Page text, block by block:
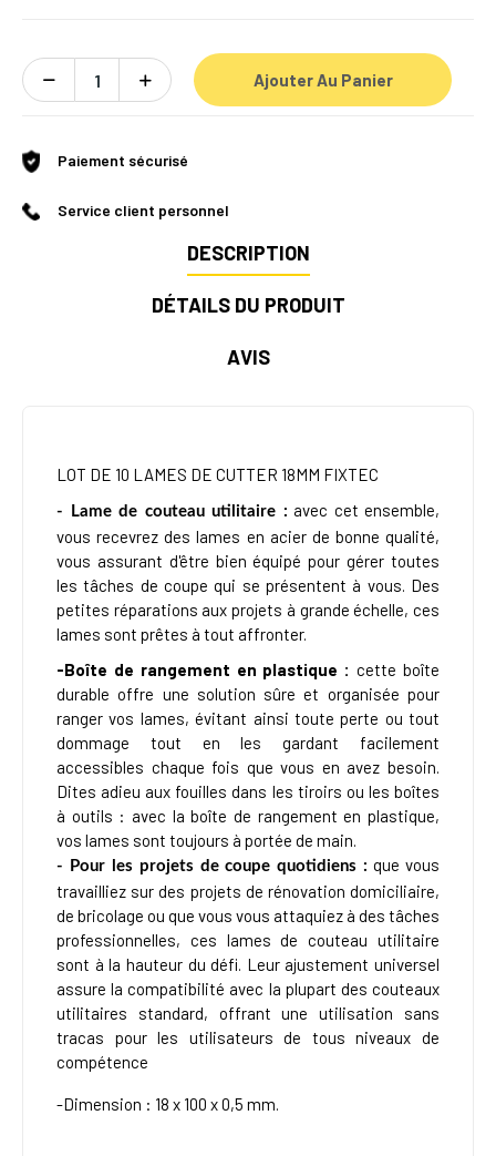
Ajouter Au Panier
Paiement sécurisé
Service client personnel
DESCRIPTION
DÉTAILS DU PRODUIT
AVIS
LOT DE 10 LAMES DE CUTTER 18MM FIXTEC
- Lame de couteau utilitaire : avec cet ensemble,
vous recevrez des lames en acier de bonne qualité,
vous assurant d'être bien équipé pour gérer toutes
les tâches de coupe qui se présentent à vous. Des
petites réparations aux projets à grande échelle, ces
lames sont prêtes à tout affronter.
-Boîte de rangement en plastique : cette boîte
durable offre une solution sûre et organisée pour
ranger vos lames, évitant ainsi toute perte ou tout
dommage tout en les gardant facilement
accessibles chaque fois que vous en avez besoin.
Dites adieu aux fouilles dans les tiroirs ou les boîtes
à outils : avec la boîte de rangement en plastique,
vos lames sont toujours à portée de main.
- Pour les projets de coupe quotidiens : que vous
travailliez sur des projets de rénovation domiciliaire,
de bricolage ou que vous vous attaquiez à des tâches
professionnelles, ces lames de couteau utilitaire
sont à la hauteur du défi. Leur ajustement universel
assure la compatibilité avec la plupart des couteaux
utilitaires standard, offrant une utilisation sans
tracas pour les utilisateurs de tous niveaux de
compétence
-Dimension : 18 x 100 x 0,5 mm.